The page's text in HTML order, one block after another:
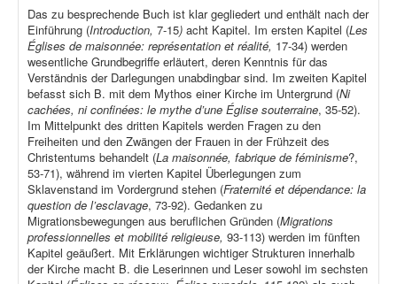
Das zu besprechende Buch ist klar gegliedert und enthält nach der
Einführung (Introduction, 7-15) acht Kapitel. Im ersten Kapitel (Les
Églises de maisonnée: représentation et réalité, 17-34) werden
wesentliche Grundbegriffe erläutert, deren Kenntnis für das
Verständnis der Darlegungen unabdingbar sind. Im zweiten Kapitel
befasst sich B. mit dem Mythos einer Kirche im Untergrund (Ni
cachées, ni confinées: le mythe d’une Église souterraine, 35-52).
Im Mittelpunkt des dritten Kapitels werden Fragen zu den
Freiheiten und den Zwängen der Frauen in der Frühzeit des
Christentums behandelt (La maisonnée, fabrique de féminisme?,
53-71), während im vierten Kapitel Überlegungen zum
Sklavenstand im Vordergrund stehen (Fraternité et dépendance: la
question de l’esclavage, 73-92). Gedanken zu
Migrationsbewegungen aus beruflichen Gründen (Migrations
professionnelles et mobilité religieuse, 93-113) werden im fünften
Kapitel geäußert. Mit Erklärungen wichtiger Strukturen innerhalb
der Kirche macht B. die Leserinnen und Leser sowohl im sechsten